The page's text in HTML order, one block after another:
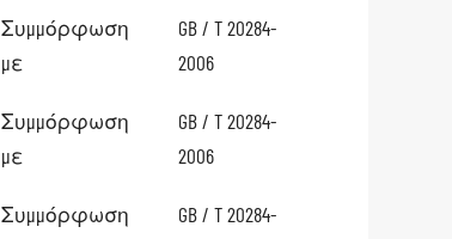
Συμμόρφωση
με
GB / T 20284-
2006
Συμμόρφωση
με
GB / T 20284-
2006
Συμμόρφωση
GB / T 20284-